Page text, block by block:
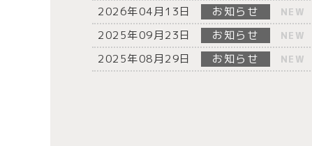
2026年04月13日
お知らせ NEW
2025年09月23日
お知らせ NEW
2025年08月29日
お知らせ NEW